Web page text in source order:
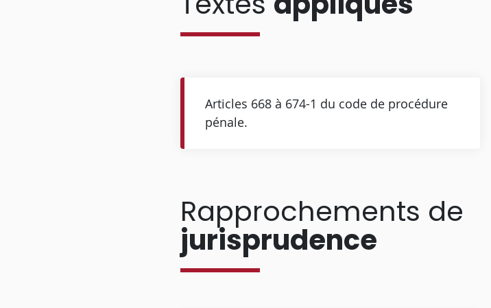
Articles 668 à 674-1 du code de procédure
pénale.
Rapprochements de
jurisprudence